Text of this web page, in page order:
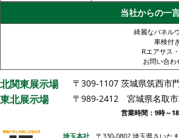
当社からの一
綺麗なパネル
車検付
Rエアサス
お問い合わ
北関東展示場 〒309-1107 茨城県筑西市
東北展示場 〒989-2412 宮城県名取市
営業時間：9時～
埼玉本社 〒330-0802 埼玉県さいた